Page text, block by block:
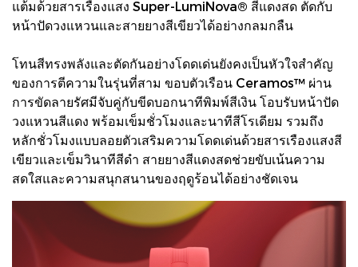
แต้มด้วยสารเรืองแสง Super-LumiNova® สีแดงสด ตัดกับ
หน้าปัดวงแหวนและสายยางสีเขียวได้อย่างกลมกลืน
โทนสีทรงพลังและตัดกันอย่างโดดเด่นยังคงเป็นหัวใจสำคัญ
ของการตีความในรุ่นที่สาม ขอบตัวเรือน Ceramos™ ผ่าน
การขัดลายรัศมีจับคู่กับขีดบอกนาทีพิมพ์สีเงิน โอบรับหน้าปัด
วงแหวนสีแดง พร้อมเข็มชั่วโมงและนาทีสีโรเดียม รวมถึง
หลักชั่วโมงแบบลอยตัวเสริมความโดดเด่นด้วยสารเรืองแสงสี
เขียวและเข็มวินาทีสีดำ สายยางสีแดงสดช่วยขับเน้นความ
สดใสและความสนุกสนานของฤดูร้อนได้อย่างชัดเจน